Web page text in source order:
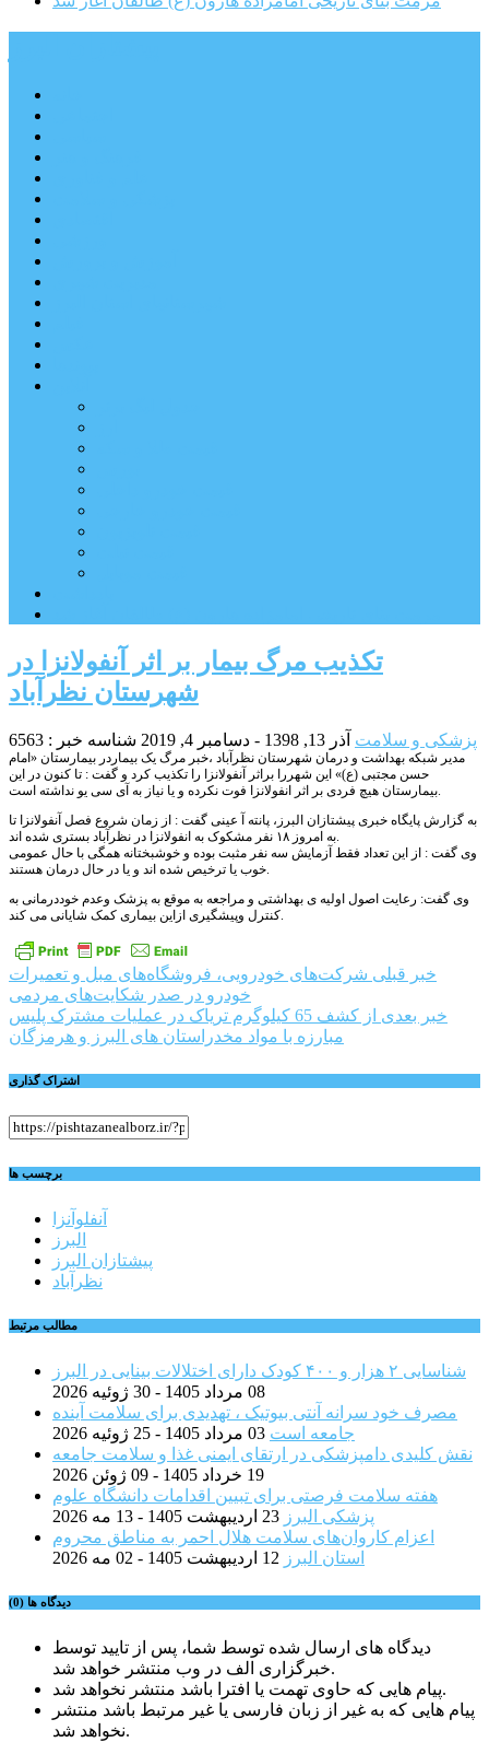
تکذیب مرگ بیمار بر اثر آنفولانزا در
شهرستان نظرآباد
پزشکی و سلامت آذر 13, 1398 - دسامبر 4, 2019 شناسه خبر : 6563
مدیر شبکه بهداشت و درمان شهرستان نظرآباد ،خبر مرگ یک بیماردر بیمارستان «امام
حسن مجتبی (ع)» این شهررا براثر آنفولانزا را تکذیب کرد و گفت : تا کنون در این
بیمارستان هیچ فردی بر اثر انفولانزا فوت نکرده و یا نیاز به آی سی یو نداشته است.
به گزارش پایگاه خبری پیشتازان البرز، پانته آ عینی گفت : از زمان شروع فصل آنفولانزا تا
به امروز ۱۸ نفر مشکوک به انفولانزا در نظرآباد بستری شده اند.
وی گفت : از این تعداد فقط آزمایش سه نفر مثبت بوده و خوشبختانه همگی با حال عمومی
خوب یا ترخیص شده اند و یا در حال درمان هستند.
وی گفت: رعایت اصول اولیه ی بهداشتی و مراجعه به موقع به پزشک وعدم خوددرمانی به
کنترل وپیشگیری ازاین بیماری کمک شایانی می کند.
راهبری
نوشته
خبر قبلی شرکت‌های خودرویی، فروشگاه‌های مبل و تعمیرات
خودرو در صدر شکایت‌های مردمی
خبر بعدی
از کشف 65 کیلوگرم تریاک در عملیات مشترک پلیس
مبارزه با مواد مخدراستان های البرز و هرمزگان
اشتراک گذاری
برچسب ها
آنفلوآنزا
البرز
پیشتازان البرز
نظرآباد
مطالب مرتبط
شناسایی ۲ هزار و ۴۰۰ کودک دارای اختلالات بینایی در البرز
08 مرداد 1405 - 30 ژوئیه 2026
مصرف خود سرانه آنتی بیوتیک ، تهدیدی برای سلامت آینده
جامعه است 03 مرداد 1405 - 25 ژوئیه 2026
نقش کلیدی دامپزشکی در ارتقای ایمنی غذا و سلامت جامعه
19 خرداد 1405 - 09 ژوئن 2026
هفته سلامت فرصتی برای تبیین اقدامات دانشگاه علوم
پزشکی البرز 23 اردیبهشت 1405 - 13 مه 2026
اعزام کاروان‌های سلامت هلال احمر به مناطق محروم
استان البرز 12 اردیبهشت 1405 - 02 مه 2026
دیدگاه ها (0)
دیدگاه های ارسال شده توسط شما، پس از تایید توسط
خبرگزاری الف در وب منتشر خواهد شد.
پیام هایی که حاوی تهمت یا افترا باشد منتشر نخواهد شد.
پیام هایی که به غیر از زبان فارسی یا غیر مرتبط باشد منتشر
نخواهد شد.